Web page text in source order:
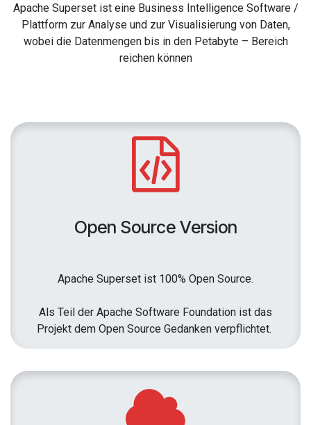
Apache Superset ist eine Business Intelligence Software /
Plattform zur Analyse und zur Visualisierung von Daten,
wobei die Datenmengen bis in den Petabyte – Bereich
reichen können
Open Source Version
Apache Superset ist 100% Open Source.
Als Teil der Apache Software Foundation ist das
Projekt dem Open Source Gedanken verpflichtet.